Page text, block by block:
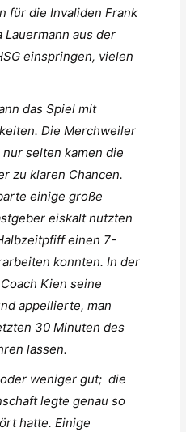
für die Invaliden Frank
aus der
einspringen, vielen
das Spiel mit
Die Merchweiler
selten kamen die
zu klaren Chancen.
einige große
eiskalt nutzten
einen 7-
konnten. In der
Kien seine
appellierte, man
30 Minuten des
lassen.
weniger gut; die
legte genau so
hatte. Einige